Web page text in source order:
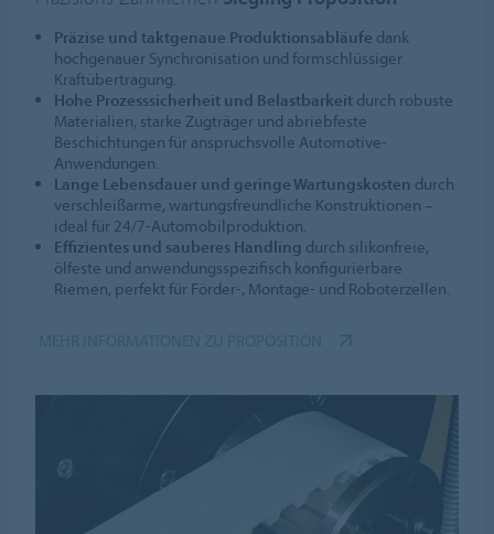
Präzise und taktgenaue Produktionsabläufe dank
hochgenauer Synchronisation und formschlüssiger
Kraftübertragung.
Hohe Prozesssicherheit und Belastbarkeitdurch robuste
Materialien, starke Zugträger und abriebfeste
Beschichtungen für anspruchsvolle Automotive-
Anwendungen.
Lange Lebensdauer und geringe Wartungskosten durch
verschleißarme, wartungsfreundliche Konstruktionen –
ideal für 24/7-Automobilproduktion.
Effizientes und sauberes Handling durch silikonfreie,
ölfeste und anwendungsspezifisch konfigurierbare
Riemen, perfekt für Förder-, Montage- und Roboterzellen.